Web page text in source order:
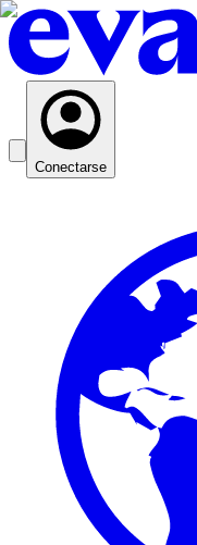
Conectarse